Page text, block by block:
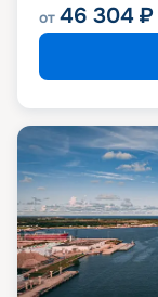
от 46 304 ₽